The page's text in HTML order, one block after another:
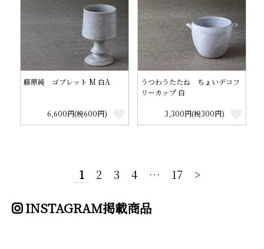
藤原純 ゴブレット M 白A
6,600円(税600円)
うつわうたたね ちょいデコフ
リーカップ 白
3,300円(税300円)
1 2 3 4 … 17 >
INSTAGRAM掲載商品